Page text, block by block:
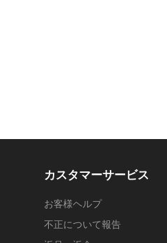
カスタマーサービス
お客様ヘルプ
不正について報告